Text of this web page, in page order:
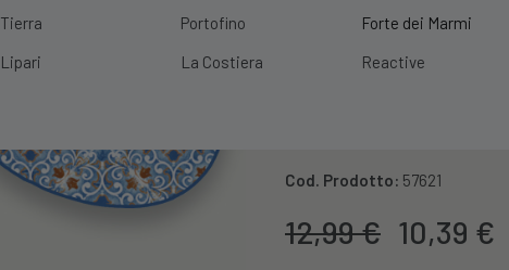
Tierra
Lipari
Portofino
La Costiera
Forte dei Marmi
Reactive
Vassoio Cm
Cod. Prodotto: 57621
12,99€ Il
10,39 €